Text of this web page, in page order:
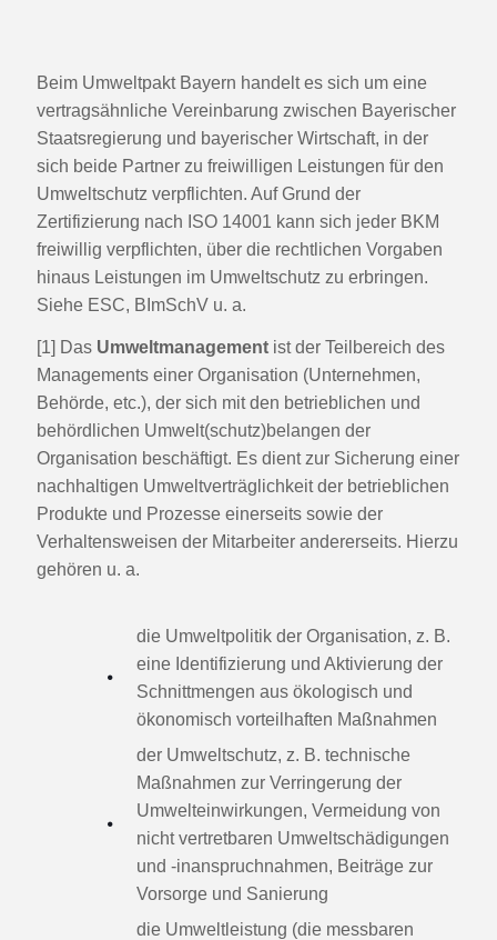
Beim Umweltpakt Bayern handelt es sich um eine
vertragsähnliche Vereinbarung zwischen Bayerischer
Staatsregierung und bayerischer Wirtschaft, in der
sich beide Partner zu freiwilligen Leistungen für den
Umweltschutz verpflichten. Auf Grund der
Zertifizierung nach ISO 14001 kann sich jeder BKM
freiwillig verpflichten, über die rechtlichen Vorgaben
hinaus Leistungen im Umweltschutz zu erbringen.
Siehe ESC, BImSchV u. a.
[1] Das Umweltmanagement ist der Teilbereich des
Managements einer Organisation (Unternehmen,
Behörde, etc.), der sich mit den betrieblichen und
behördlichen Umwelt(schutz)belangen der
Organisation beschäftigt. Es dient zur Sicherung einer
nachhaltigen Umweltverträglichkeit der betrieblichen
Produkte und Prozesse einerseits sowie der
Verhaltensweisen der Mitarbeiter andererseits. Hierzu
gehören u. a.
die Umweltpolitik der Organisation, z. B.
eine Identifizierung und Aktivierung der
Schnittmengen aus ökologisch und
ökonomisch vorteilhaften Maßnahmen
der Umweltschutz, z. B. technische
Maßnahmen zur Verringerung der
Umwelteinwirkungen, Vermeidung von
nicht vertretbaren Umweltschädigungen
und -inanspruchnahmen, Beiträge zur
Vorsorge und Sanierung
die Umweltleistung (die messbaren